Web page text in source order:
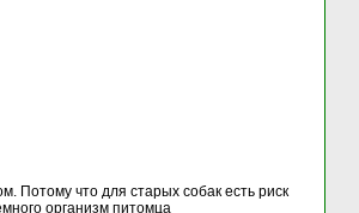
Потому что для старых собак есть риск
организм питомца